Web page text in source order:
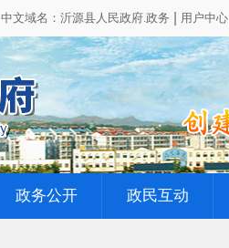
用户中心
中文域名：沂源县人民政府.政务
政务公开 政民互动